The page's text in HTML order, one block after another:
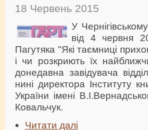
18 Червень 2015
У
від 4 червня
Пагутяка "Які таємниці
і чи розкриють їх
донедавна завідувача
нині директора Інституту
України імені
Ковальчук.
Читати далі